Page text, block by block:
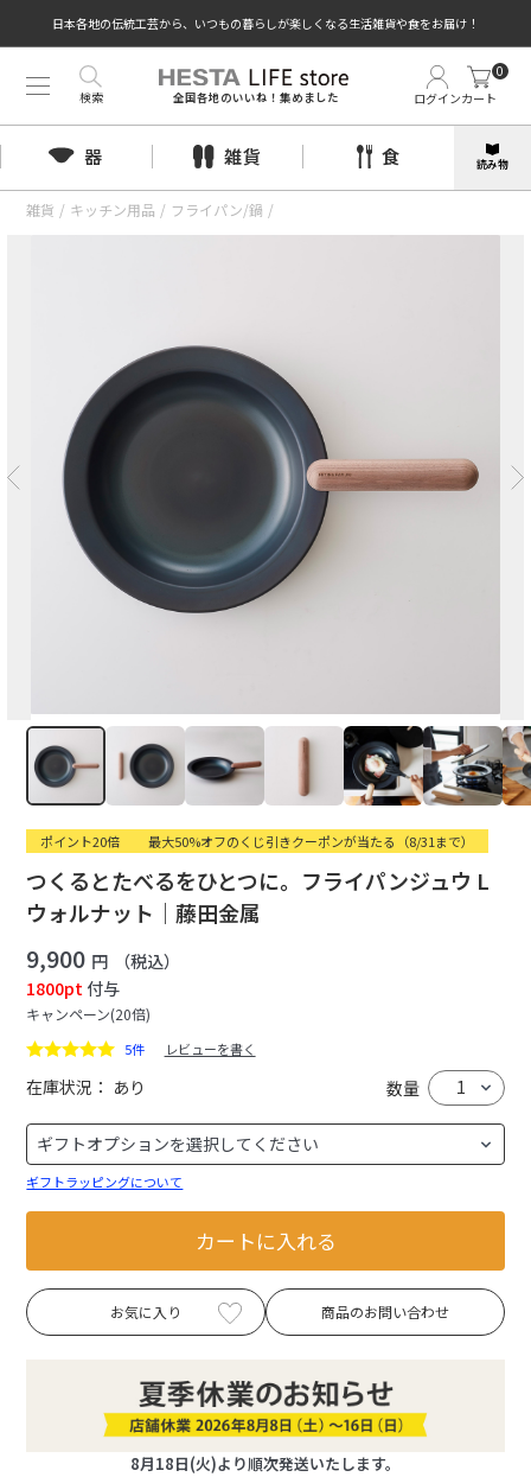
日本各地の伝統工芸から、いつもの暮らしが楽しくなる生活雑貨や食をお届け！
全国各地のいいね！集めました ログインカート
0
検索
器 雑貨 食 読み物
雑貨 / キッチン用品 / フライパン/鍋 /
ポイント20倍 最大50%オフのくじ引きクーポンが当たる（8/31まで）
つくるとたべるをひとつに。フライパンジュウ L
ウォルナット｜藤田金属
9,900 円
（税込）
1800pt 付与
キャンペーン(20倍)
5件 レビューを書く
在庫状況： あり 数量
ギフトラッピングについて
カートに入れる
お気に入り 商品のお問い合わせ
8月18日(火)より順次発送いたします。